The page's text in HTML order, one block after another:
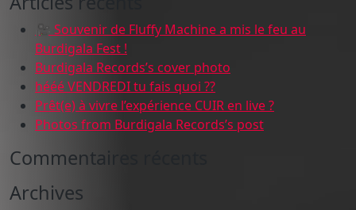
🎥 Souvenir de Fluffy Machine a mis le feu au
Burdigala Fest !
Burdigala Records’s cover photo
hééé VENDREDI tu fais quoi ??
Prêt(e) à vivre l’expérience CUIR en live ?
Photos from Burdigala Records’s post
Commentaires récents
Archives